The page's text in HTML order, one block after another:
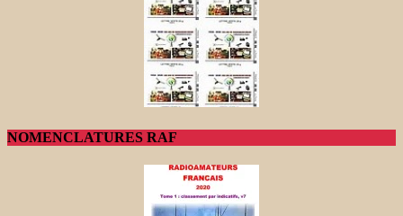
NOMENCLATURES RAF